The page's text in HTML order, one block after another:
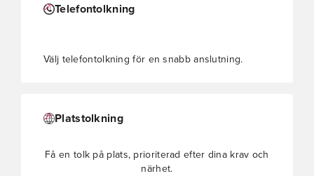
Telefontolkning
Välj telefontolkning för en snabb anslutning.
Platstolkning
Få en tolk på plats, prioriterad efter dina krav och
närhet.